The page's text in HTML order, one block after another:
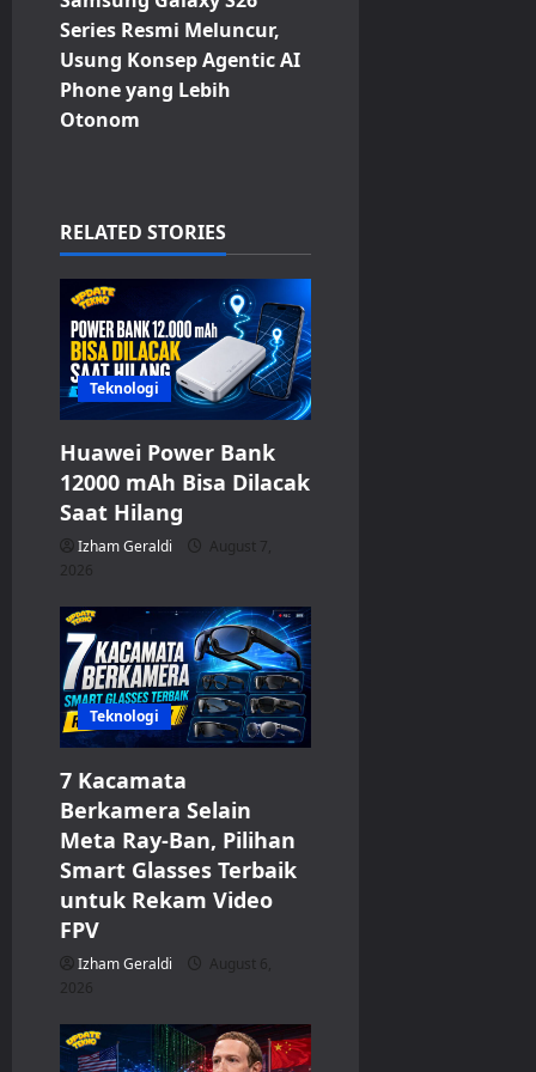
n
a
v
g
a
t
i
o
n
Series Resmi Meluncur,
Usung Konsep Agentic AI
Phone yang Lebih
Otonom
RELATED STORIES
Teknologi
Huawei Power Bank
12000 mAh Bisa Dilacak
Saat Hilang
Izham Geraldi
August 7,
2026
Teknologi
7 Kacamata
Berkamera Selain
Meta Ray-Ban, Pilihan
Smart Glasses Terbaik
untuk Rekam Video
FPV
Izham Geraldi
August 6,
2026